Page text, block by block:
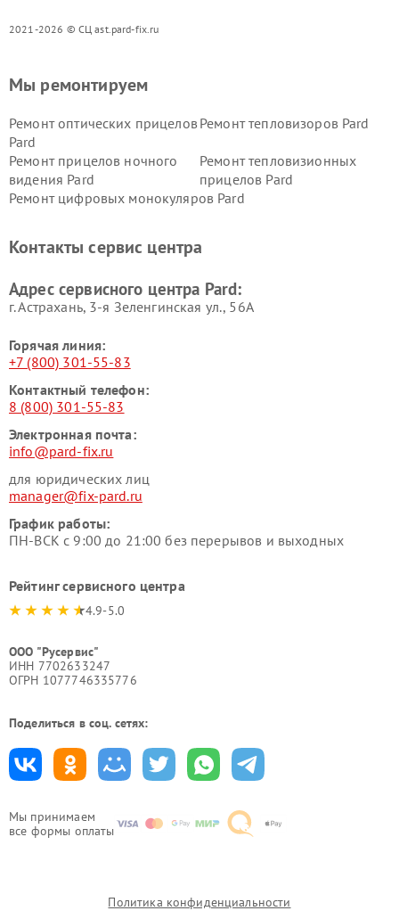
2021-2026 © СЦ ast.pard-fix.ru
Мы принимаем
все формы оплаты
Мы ремонтируем
Ремонт оптических прицелов
Pard
Ремонт тепловизоров Pard
Ремонт прицелов ночного
видения Pard
Ремонт тепловизионных
прицелов Pard
Ремонт цифровых монокуляров Pard
Контакты сервис центра
Адрес сервисного центра Pard:
г. Астрахань, 3-я Зеленгинская ул., 56А
Горячая линия:
+7 (800) 301-55-83
Контактный телефон:
8 (800) 301-55-83
Электронная почта:
info@pard-fix.ru
для юридических лиц
manager@fix-pard.ru
График работы:
ПН-ВСК с 9:00 до 21:00 без перерывов и выходных
Рейтинг сервисного центра
4.9-5.0
ООО "Русервис"
ИНН 7702633247
ОГРН 1077746335776
Поделиться в соц. сетях:
Политика конфиденциальности